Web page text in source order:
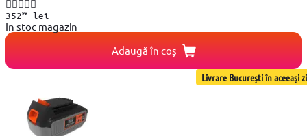
35299lei
In stoc magazin
Adaugă în coș
Livrare București în aceeași zi